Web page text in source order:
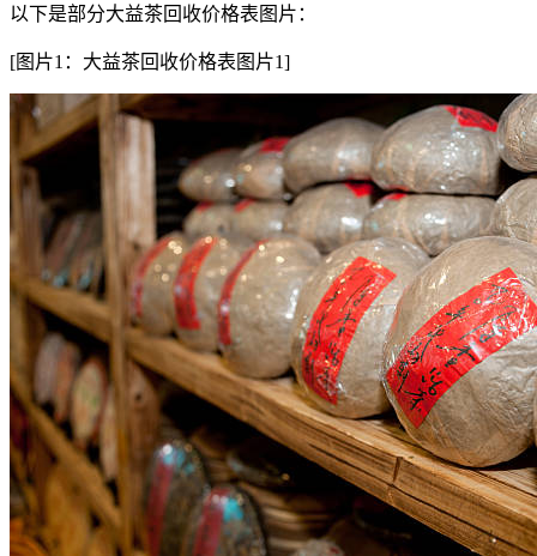
以下是部分大益茶回收价格表图片：
[图片1：大益茶回收价格表图片1]